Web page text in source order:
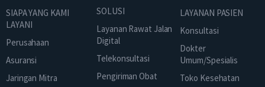
SIAPA YANG KAMI
LAYANI
Perusahaan
Asuransi
Jaringan Mitra
SOLUSI
Layanan Rawat Jalan
Digital
Telekonsultasi
Pengiriman Obat
LAYANAN PASIEN
Konsultasi
Dokter
Umum/Spesialis
Toko Kesehatan